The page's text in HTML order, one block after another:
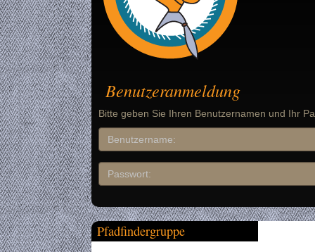
Benutzeranmeldung
Bitte geben Sie Ihren Benutzernamen und Ihr
Pfadfindergruppe